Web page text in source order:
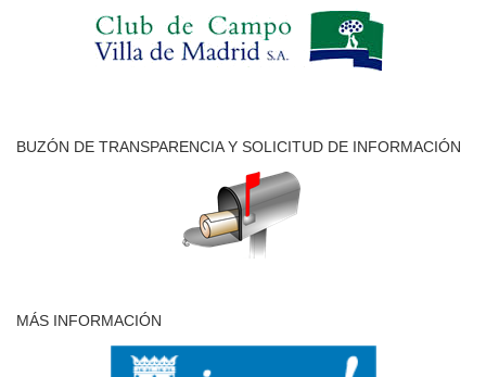
BUZÓN DE TRANSPARENCIA Y SOLICITUD DE INFORMACIÓN
MÁS INFORMACIÓN